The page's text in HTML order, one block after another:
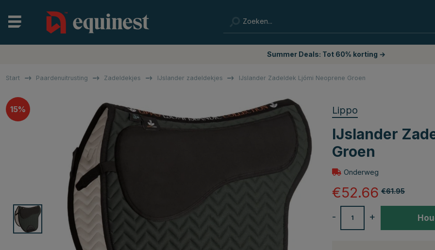
Summer Deals: Tot 60% korting →
Start Paardenuitrusting Zadeldekjes IJslander zadeldekjes IJslander Zadeldek Ljómi Neoprene Groen
15 Lippo
IJslander
Groen
Onderweg
€61.95
€52.66
+
-